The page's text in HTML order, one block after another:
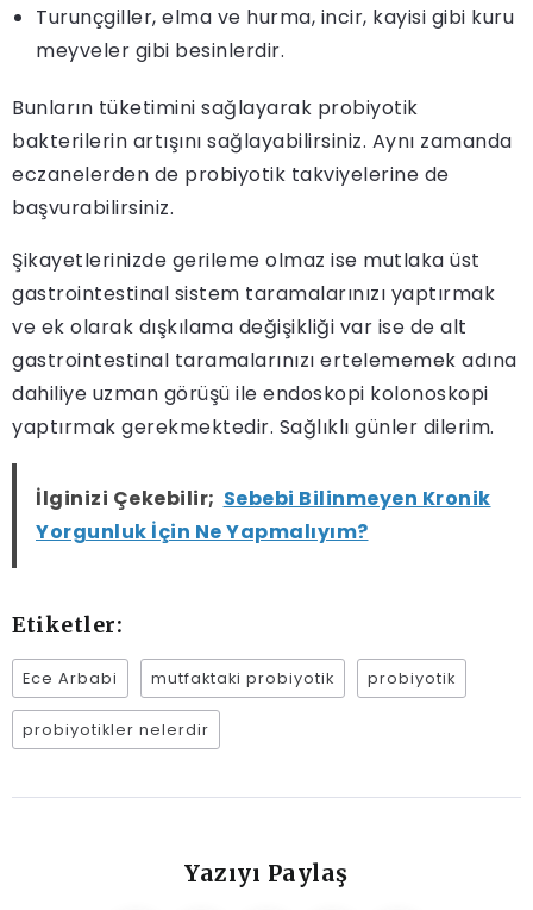
Turunçgiller, elma ve hurma, incir, kayisi gibi kuru
meyveler gibi besinlerdir.
Bunların tüketimini sağlayarak probiyotik
bakterilerin artışını sağlayabilirsiniz. Aynı zamanda
eczanelerden de probiyotik takviyelerine de
başvurabilirsiniz.
Şikayetlerinizde gerileme olmaz ise mutlaka üst
gastrointestinal sistem taramalarınızı yaptırmak
ve ek olarak dışkılama değişikliği var ise de alt
gastrointestinal taramalarınızı ertelememek adına
dahiliye uzman görüşü ile endoskopi kolonoskopi
yaptırmak gerekmektedir. Sağlıklı günler dilerim.
İlginizi Çekebilir; Sebebi Bilinmeyen Kronik
Yorgunluk İçin Ne Yapmalıyım?
Etiketler:
Ece Arbabi mutfaktaki probiyotik probiyotik
probiyotikler nelerdir
Yazıyı Paylaş